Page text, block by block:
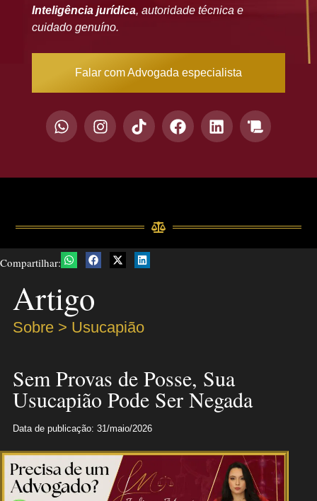
Inteligência jurídica, autoridade técnica e
cuidado genuíno.
Falar com Advogada especialista
Compartilhar:
Artigo
Sobre > Usucapião
Sem Provas de Posse, Sua
Usucapião Pode Ser Negada
Data de publicação: 31/maio/2026